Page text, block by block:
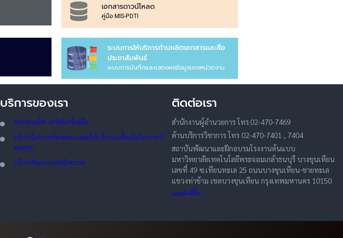
เอกสารดาวน์โหลด
คู่มือ MIS-PDTI
ระบบการให้บริการด้านผลิตเอกสารและสื่อ
ประชาสัมพันธ์
ระบบการบันทึกและแสดงผลข้อมูลของหน่วยงาน
บริการของเรา
ทดลองผลิต เช่าใช้เครื่องมือ
บริการวิเคราะห์ทดสอบ และให้บริการเครื่องมือวิเคราะห์
ทดสอบ
บริการสัมมนาและฝึกอบรม
ติดต่อเรา
สำนักงานผู้อำนวยการ โทร.02-470-7469
ด้านบริการวิชาการ โทร 02-470-7401 , 7404
สถาบันพัฒนาและฝึกอบรมโรงงานต้นแบบ
มหาวิทยาลัยเทคโนโลยีพระจอมเกล้าธนบุรี บางขุนเทียน
เลขที่ 49 ซ.เทียนทะเล 25 ถนนบางขุนเทียน-ชายทะเล
แขวงท่าข้าม เขตบางขุนเทียน กรุงเทพมหานคร 10150
แผนผังที่ตั้ง